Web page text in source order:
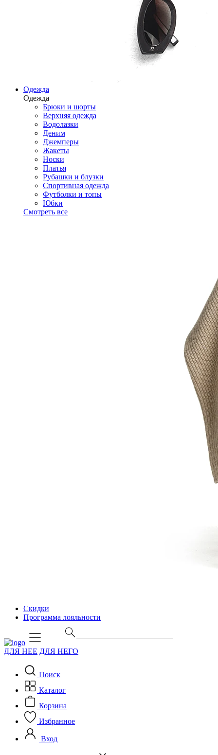
Одежда
Одежда
Брюки и шорты
Верхняя одежда
Водолазки
Деним
Джемперы
Жакеты
Носки
Платья
Рубашки и блузки
Спортивная одежда
Футболки и топы
Юбки
Смотреть все
Скидки
Программа лояльности
ДЛЯ НЕЕ ДЛЯ НЕГО
Поиск
Каталог
Корзина
Избранное
Вход